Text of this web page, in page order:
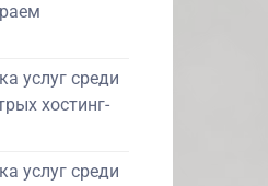
услуг среди
хостинг-
услуг среди